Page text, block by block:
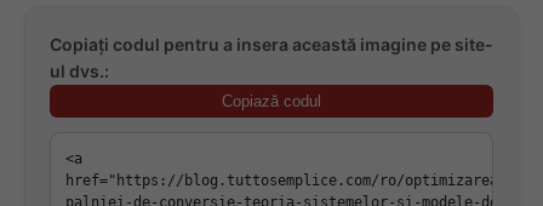
Copiați codul pentru a insera această imagine pe site-
ul dvs.:
Copiază codul